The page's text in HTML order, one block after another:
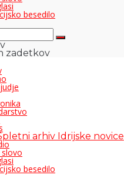
besedilo
zadetkov
arhiv Idrijske novice
besedilo